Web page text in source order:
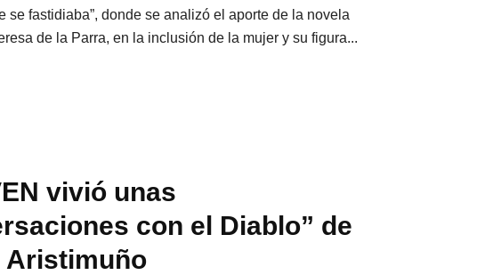
se fastidiaba”, donde se analizó el aporte de la novela
de la Parra, en la inclusión de la mujer y su figura...
vivió unas
con el Diablo” de
Aristimuño